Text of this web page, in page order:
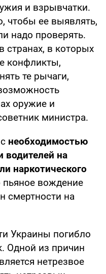
и взрывчатки.
чтобы ее выявлять,
надо проверять.
странах, в которых
конфликты,
те рычаги,
оружие и
министра.
необходимостью
водителей на
наркотического
вождение
смертности на
Украины погибло
Одной из причин
нетрезвое